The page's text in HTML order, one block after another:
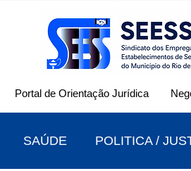
Portal de Orientação Jurídica
SAÚDE POLITICA /